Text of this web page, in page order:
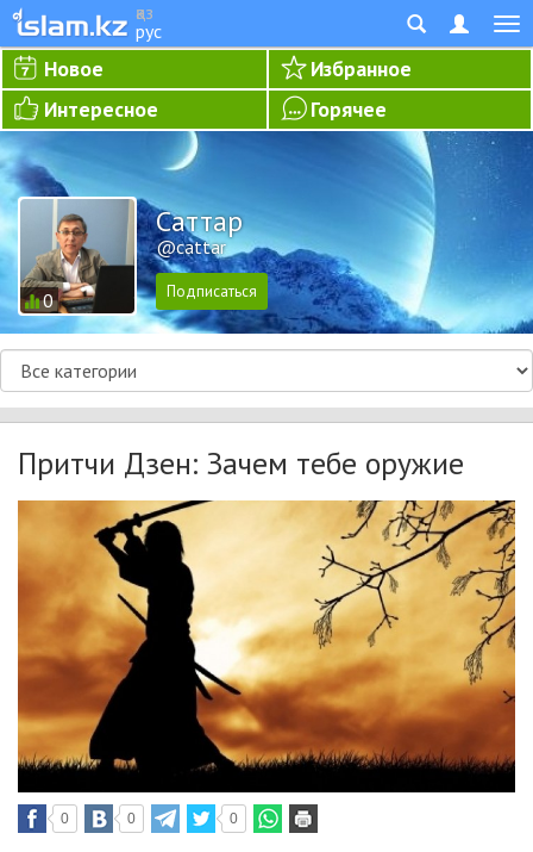
қаз
рус
Новое
Избранное
Интересное
Горячее
0
Cаттар
@cattar
Притчи Дзен: Зачем тебе оружие
0 0 0